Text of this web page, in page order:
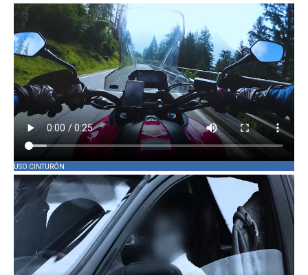
USO CINTURÓN